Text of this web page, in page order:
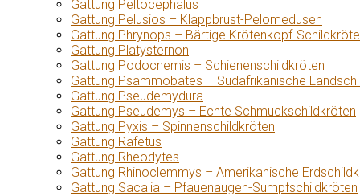
Gattung Peltocephalus
Gattung Pelusios – Klappbrust-Pelomedusen
Gattung Phrynops – Bärtige Krötenkopf-
Gattung Platysternon
Gattung Podocnemis – Schienenschildkröten
Gattung Psammobates – Südafrikanische
Gattung Pseudemydura
Gattung Pseudemys – Echte Schmuckschildkröten
Gattung Pyxis – Spinnenschildkröten
Gattung Rafetus
Gattung Rheodytes
Gattung Rhinoclemmys – Amerikanische
Gattung Sacalia – Pfauenaugen-Sumpfschildkröten